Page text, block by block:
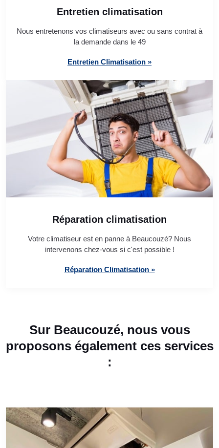
Entretien climatisation
Nous entretenons vos climatiseurs avec ou sans contrat à
la demande dans le 49
Entretien Climatisation »
Réparation climatisation
Votre climatiseur est en panne à Beaucouzé? Nous
intervenons chez-vous si c'est possible !
Réparation Climatisation »
Sur Beaucouzé, nous vous
proposons également ces services
: